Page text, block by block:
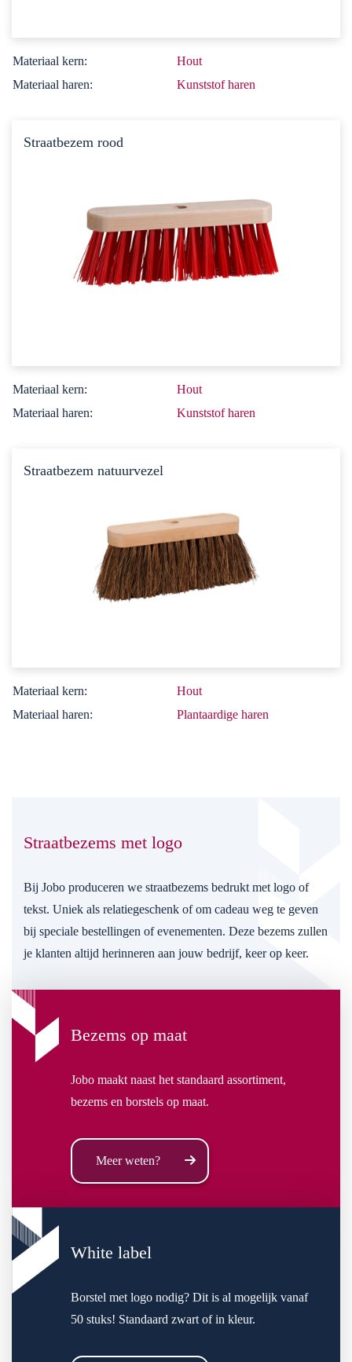
Materiaal kern:
Hout
Materiaal haren:
Kunststof haren
Straatbezem rood
Materiaal kern:
Hout
Materiaal haren:
Kunststof haren
Straatbezem natuurvezel
Materiaal kern:
Hout
Materiaal haren:
Plantaardige haren
Straatbezems met logo
Bij Jobo produceren we straatbezems bedrukt met logo of
tekst. Uniek als relatiegeschenk of om cadeau weg te geven
bij speciale bestellingen of evenementen. Deze bezems zullen
je klanten altijd herinneren aan jouw bedrijf, keer op keer.
Bezems op maat
Jobo maakt naast het standaard assortiment,
bezems en borstels op maat.
Meer weten?
White label
Borstel met logo nodig? Dit is al mogelijk vanaf
50 stuks! Standaard zwart of in kleur.